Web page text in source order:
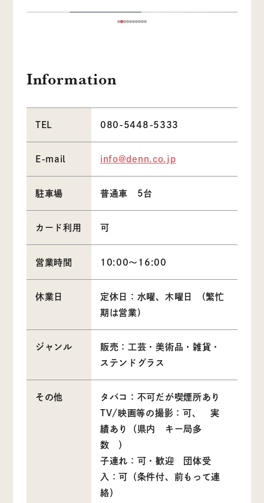
Information
TEL 080-5448-5333
E-mail info@denn.co.jp
駐車場 普通車 5台
カード利用 可
営業時間 10:00～16:00
休業日
定休日：水曜、木曜日 (繁忙
期は営業)
ジャンル
販売：工芸・美術品・雑貨・
ステンドグラス
その他
タバコ：不可だが喫煙所あり
TV/映画等の撮影：可、 実
績あり（県内 キー局多
数 ）
子連れ：可・歓迎 団体受
入：可（条件付、前もって連
絡）